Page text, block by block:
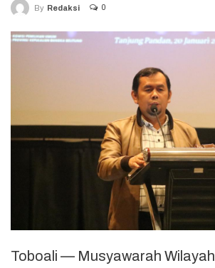
By Redaksi 0
Toboali — Musyawarah Wilayah